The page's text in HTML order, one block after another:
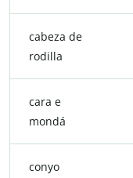
cabeza de
rodilla
cara e
mondá
conyo